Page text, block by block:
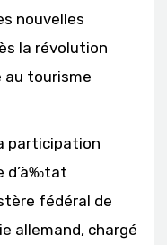
nouvelles
la révolution
au tourisme
participation
d’à‰tat
fédéral de
allemand, chargé